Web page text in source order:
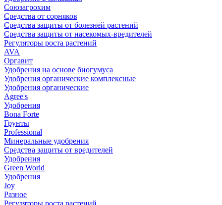
Союзагрохим
Средства от сорняков
Средства защиты от болезней растений
Средства защиты от насекомых-вредителей
Регуляторы роста растений
AVA
Оргавит
Удобрения на основе биогумуса
Удобрения органические комплексные
Удобрения органические
Agree's
Удобрения
Bona Forte
Грунты
Professional
Минеральные удобрения
Средства защиты от вредителей
Удобрения
Green World
Удобрения
Joy
Разное
Регуляторы роста растений